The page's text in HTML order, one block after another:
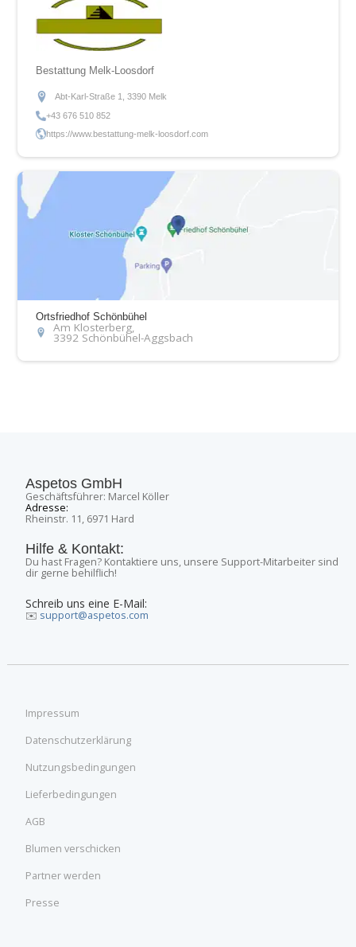
Bestattung Melk-Loosdorf
Abt-Karl-Straße 1, 3390 Melk
+43 676 510 852
https://www.bestattung-melk-loosdorf.com
Ortsfriedhof Schönbühel
Am Klosterberg,
3392 Schönbühel-Aggsbach
Aspetos GmbH
Geschäftsführer: Marcel Köller
Adresse:
Rheinstr. 11, 6971 Hard
Hilfe & Kontakt:
Du hast Fragen? Kontaktiere uns, unsere Support-Mitarbeiter sind
dir gerne behilflich!
Schreib uns eine E-Mail:
✉️ support@aspetos.com
Impressum
Datenschutzerklärung
Nutzungsbedingungen
Lieferbedingungen
AGB
Blumen verschicken
Partner werden
Presse